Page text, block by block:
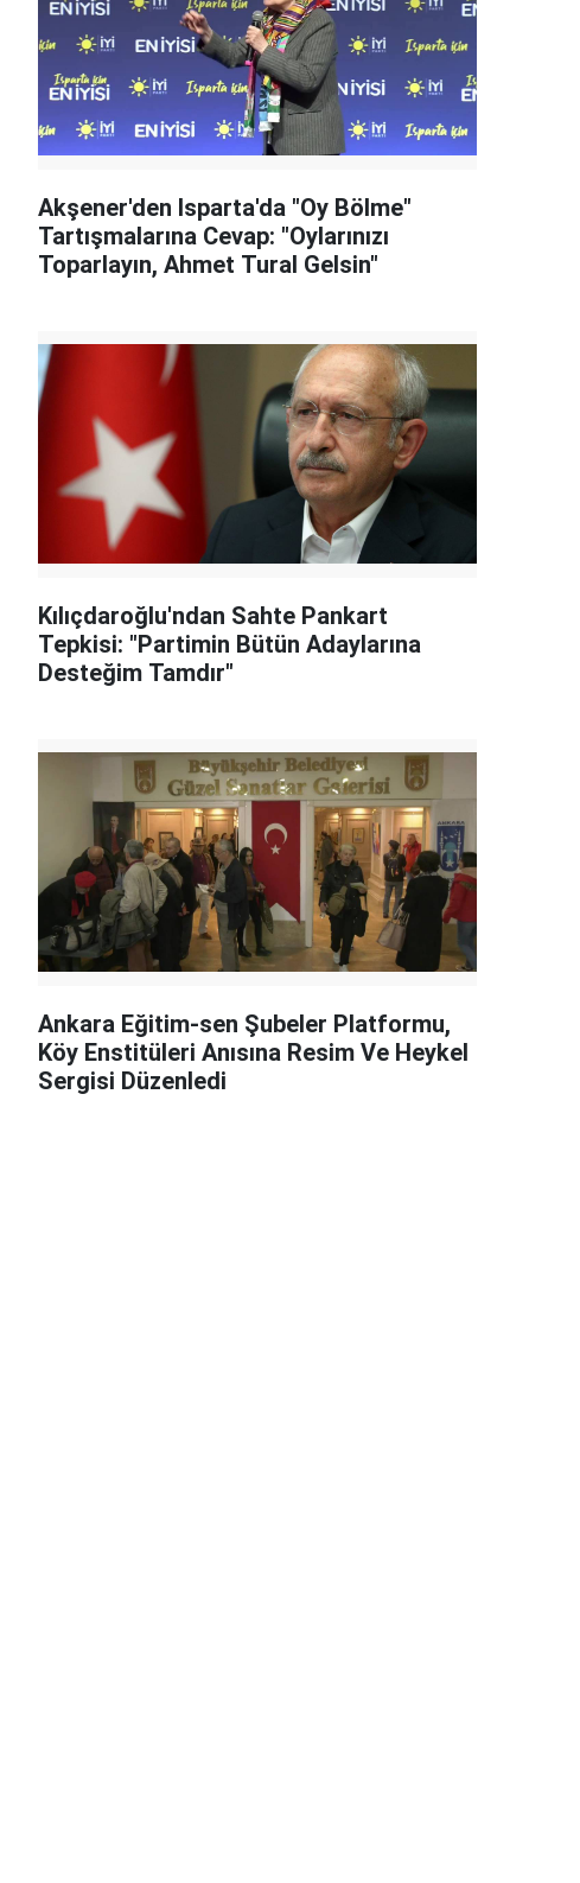
Akşener'den Isparta'da "Oy Bölme"
Tartışmalarına Cevap: "Oylarınızı
Toparlayın, Ahmet Tural Gelsin"
Kılıçdaroğlu'ndan Sahte Pankart
Tepkisi: "Partimin Bütün Adaylarına
Desteğim Tamdır"
Ankara Eğitim-sen Şubeler Platformu,
Köy Enstitüleri Anısına Resim Ve Heykel
Sergisi Düzenledi